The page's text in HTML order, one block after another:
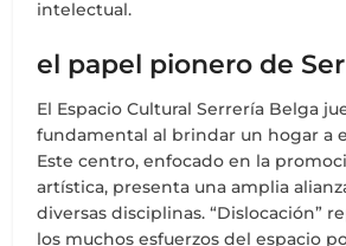
intelectual.
el papel pionero de
El Espacio Cultural Serrería Belga
fundamental al brindar un hogar a
Este centro, enfocado en la
artística, presenta una amplia
diversas disciplinas. “Dislocación”
los muchos esfuerzos del espacio